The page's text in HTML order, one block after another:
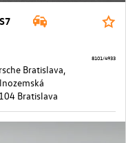
Bratislava,
Bratislava
8101/4933